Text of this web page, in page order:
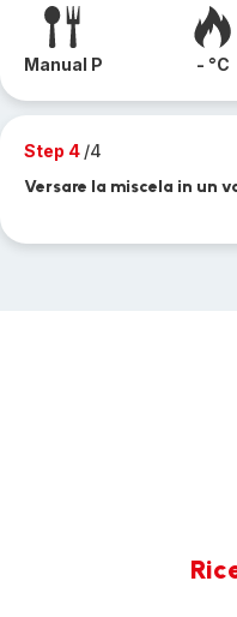
Manual P - °C
Step 4 /4
Versare la miscela in un